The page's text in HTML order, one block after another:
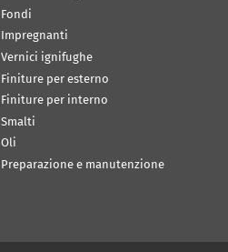
Fondi
Impregnanti
Vernici ignifughe
Finiture per esterno
Finiture per interno
Smalti
Oli
Preparazione e manutenzione